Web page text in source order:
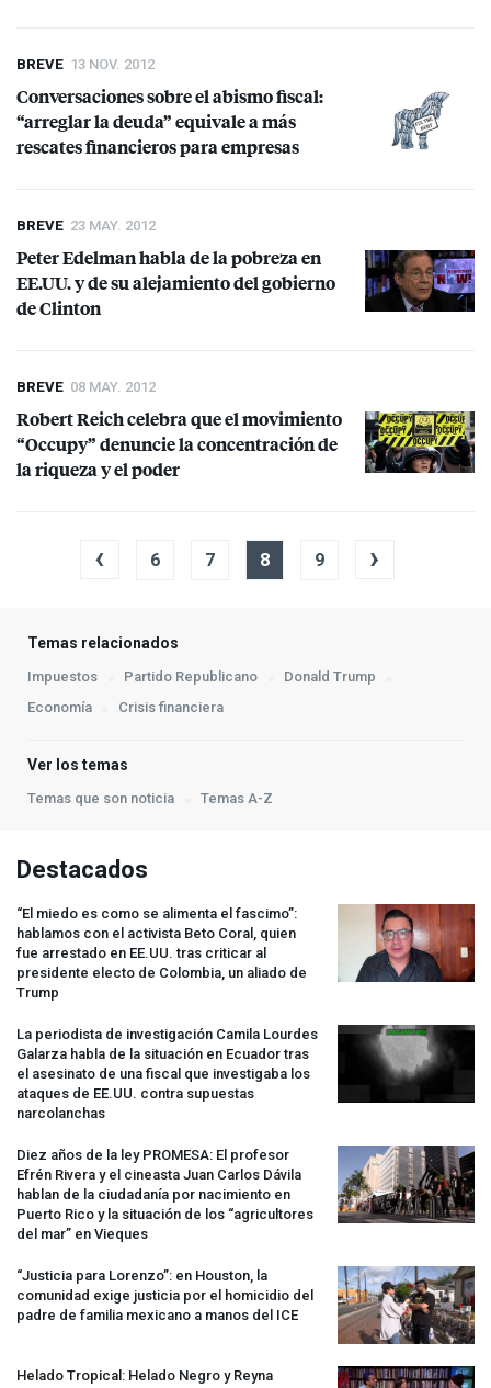
BREVE 13 NOV. 2012
Conversaciones sobre el abismo fiscal:
“arreglar la deuda” equivale a más
rescates financieros para empresas
BREVE 23 MAY. 2012
Peter Edelman habla de la pobreza en
EE.UU. y de su alejamiento del gobierno
de Clinton
BREVE 08 MAY. 2012
Robert Reich celebra que el movimiento
“Occupy” denuncie la concentración de
la riqueza y el poder
‹ 6 7 8 9 ›
Temas relacionados
Impuestos Partido Republicano
Donald Trump
Economía
Crisis financiera
Ver los temas
Temas que son noticia Temas A-Z
Destacados
“El miedo es como se alimenta el fascimo”:
hablamos con el activista Beto Coral, quien
fue arrestado en EE.UU. tras criticar al
presidente electo de Colombia, un aliado de
Trump
La periodista de investigación Camila Lourdes
Galarza habla de la situación en Ecuador tras
el asesinato de una fiscal que investigaba los
ataques de EE.UU. contra supuestas
narcolanchas
Diez años de la ley PROMESA: El profesor
Efrén Rivera y el cineasta Juan Carlos Dávila
hablan de la ciudadanía por nacimiento en
Puerto Rico y la situación de los “agricultores
del mar” en Vieques
“Justicia para Lorenzo”: en Houston, la
comunidad exige justicia por el homicidio del
padre de familia mexicano a manos del ICE
Helado Tropical: Helado Negro y Reyna